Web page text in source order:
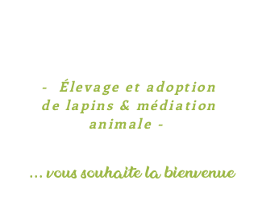
-​ Élevage et adoption
de lapins & médiation
animale -
... vous souhaite labienvenue